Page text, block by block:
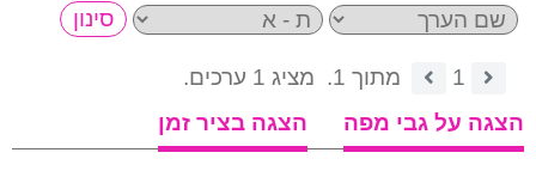
1 מתוך 1.
מציג 1 ערכים.
הצגה על גבי מפה
הצגה בציר זמן